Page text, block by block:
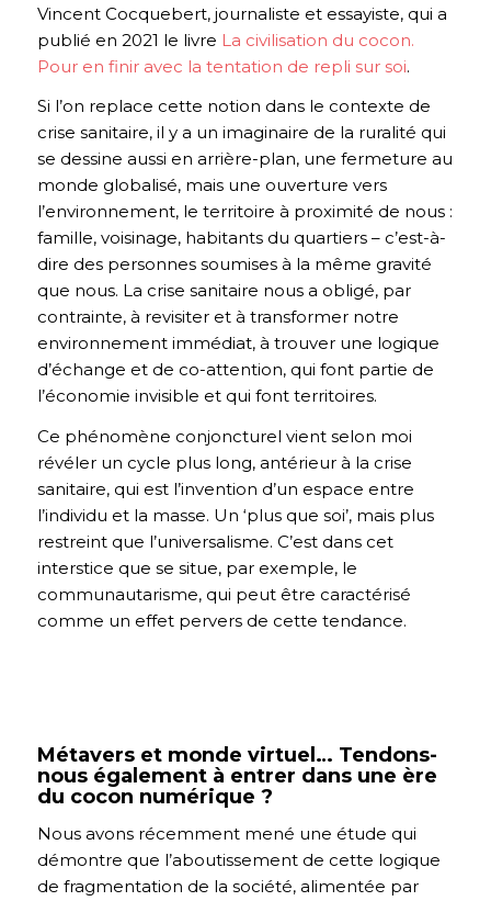
Vincent Cocquebert, journaliste et essayiste, qui a
publié en 2021 le livre La civilisation du cocon.
Pour en finir avec la tentation de repli sur soi.
Si l’on replace cette notion dans le contexte de
crise sanitaire, il y a un imaginaire de la ruralité qui
se dessine aussi en arrière-plan, une fermeture au
monde globalisé, mais une ouverture vers
l’environnement, le territoire à proximité de nous :
famille, voisinage, habitants du quartiers – c’est-à-
dire des personnes soumises à la même gravité
que nous. La crise sanitaire nous a obligé, par
contrainte, à revisiter et à transformer notre
environnement immédiat, à trouver une logique
d’échange et de co-attention, qui font partie de
l’économie invisible et qui font territoires.
Ce phénomène conjoncturel vient selon moi
révéler un cycle plus long, antérieur à la crise
sanitaire, qui est l’invention d’un espace entre
l’individu et la masse. Un ‘plus que soi’, mais plus
restreint que l’universalisme. C’est dans cet
interstice que se situe, par exemple, le
communautarisme, qui peut être caractérisé
comme un effet pervers de cette tendance.
Métavers et monde virtuel… Tendons-
nous également à entrer dans une ère
du cocon numérique ?
Nous avons récemment mené une étude qui
démontre que l’aboutissement de cette logique
de fragmentation de la société, alimentée par